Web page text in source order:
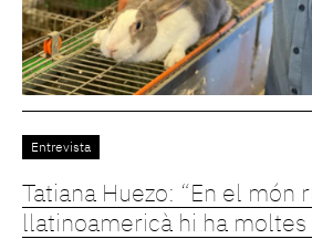
Entrevista
Tatiana Huezo: “En el món
llatinoamericà hi ha